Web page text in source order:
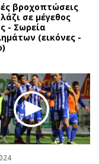
βροχοπτώσεις
σε μέγεθος
- Σωρεία
(εικόνες -